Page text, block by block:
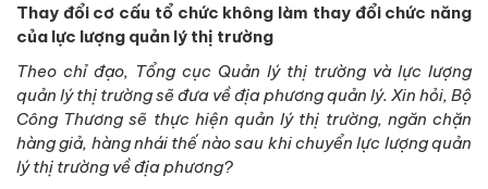
Thay đổi cơ cấu tổ chức không làm thay đổi chức năng
của lực lượng quản lý thị trường
Theo chỉ đạo, Tổng cục Quản lý thị trường và lực lượng
quản lý thị trường sẽ đưa về địa phương quản lý. Xin hỏi, Bộ
Công Thương sẽ thực hiện quản lý thị trường, ngăn chặn
hàng giả, hàng nhái thế nào sau khi chuyển lực lượng quản
lý thị trường về địa phương?